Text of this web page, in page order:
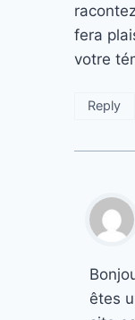
fera
votre
Reply
êtes